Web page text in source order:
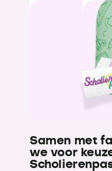
Samen met
we voor